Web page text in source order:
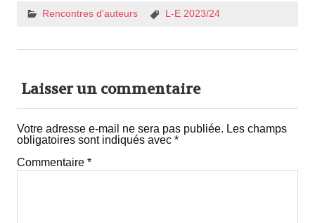
Rencontres d'auteurs L-E 2023/24
Laisser un commentaire
Votre adresse e-mail ne sera pas publiée. Les champs
obligatoires sont indiqués avec *
Commentaire *